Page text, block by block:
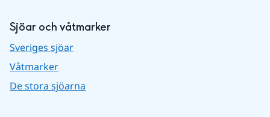
Sjöar och våtmarker
Sveriges sjöar
Våtmarker
De stora sjöarna